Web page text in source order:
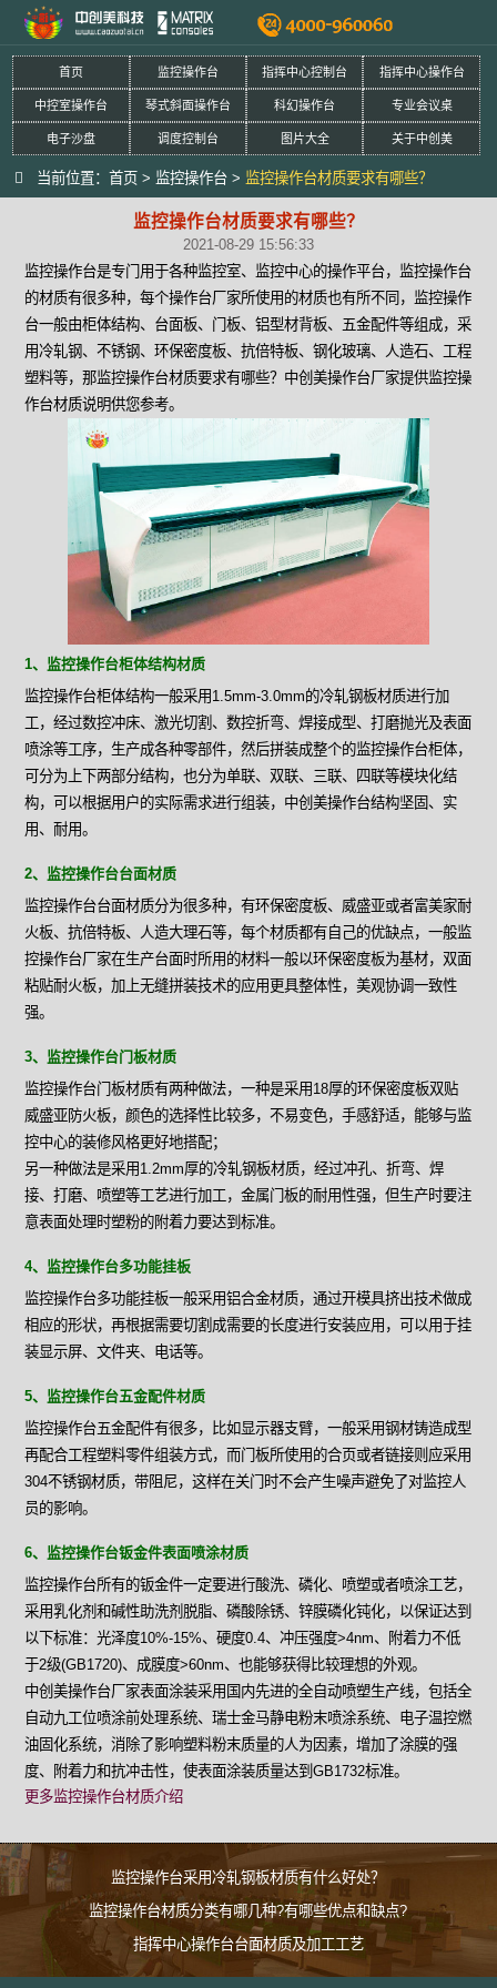
首页 监控操作台 指挥中心控制台 指挥中心操作台
中控室操作台 琴式斜面操作台 科幻操作台 专业会议桌
电子沙盘 调度控制台 图片大全 关于中创美
当前位置：首页 > 监控操作台 > 监控操作台材质要求有哪些？
监控操作台材质要求有哪些？
2021-08-29 15:56:33
监控操作台是专门用于各种监控室、监控中心的操作平台，监控操作台
的材质有很多种，每个操作台厂家所使用的材质也有所不同，监控操作
台一般由柜体结构、台面板、门板、铝型材背板、五金配件等组成，采
用冷轧钢、不锈钢、环保密度板、抗倍特板、钢化玻璃、人造石、工程
塑料等，那监控操作台材质要求有哪些？中创美操作台厂家提供监控操
作台材质说明供您参考。
1、监控操作台柜体结构材质
监控操作台柜体结构一般采用1.5mm-3.0mm的冷轧钢板材质进行加
工，经过数控冲床、激光切割、数控折弯、焊接成型、打磨抛光及表面
喷涂等工序，生产成各种零部件，然后拼装成整个的监控操作台柜体，
可分为上下两部分结构，也分为单联、双联、三联、四联等模块化结
构，可以根据用户的实际需求进行组装，中创美操作台结构坚固、实
用、耐用。
2、监控操作台台面材质
监控操作台台面材质分为很多种，有环保密度板、威盛亚或者富美家耐
火板、抗倍特板、人造大理石等，每个材质都有自己的优缺点，一般监
控操作台厂家在生产台面时所用的材料一般以环保密度板为基材，双面
粘贴耐火板，加上无缝拼装技术的应用更具整体性，美观协调一致性
强。
3、监控操作台门板材质
监控操作台门板材质有两种做法，一种是采用18厚的环保密度板双贴
威盛亚防火板，颜色的选择性比较多，不易变色，手感舒适，能够与监
控中心的装修风格更好地搭配；
另一种做法是采用1.2mm厚的冷轧钢板材质，经过冲孔、折弯、焊
接、打磨、喷塑等工艺进行加工，金属门板的耐用性强，但生产时要注
意表面处理时塑粉的附着力要达到标准。
4、监控操作台多功能挂板
监控操作台多功能挂板一般采用铝合金材质，通过开模具挤出技术做成
相应的形状，再根据需要切割成需要的长度进行安装应用，可以用于挂
装显示屏、文件夹、电话等。
5、监控操作台五金配件材质
监控操作台五金配件有很多，比如显示器支臂，一般采用钢材铸造成型
再配合工程塑料零件组装方式，而门板所使用的合页或者链接则应采用
304不锈钢材质，带阻尼，这样在关门时不会产生噪声避免了对监控人
员的影响。
6、监控操作台钣金件表面喷涂材质
监控操作台所有的钣金件一定要进行酸洗、磷化、喷塑或者喷涂工艺，
采用乳化剂和碱性助洗剂脱脂、磷酸除锈、锌膜磷化钝化，以保证达到
以下标准：光泽度10%-15%、硬度0.4、冲压强度>4nm、附着力不低
于2级(GB1720)、成膜度>60nm、也能够获得比较理想的外观。
中创美操作台厂家表面涂装采用国内先进的全自动喷塑生产线，包括全
自动九工位喷涂前处理系统、瑞士金马静电粉末喷涂系统、电子温控燃
油固化系统，消除了影响塑料粉末质量的人为因素，增加了涂膜的强
度、附着力和抗冲击性，使表面涂装质量达到GB1732标准。
更多监控操作台材质介绍
监控操作台采用冷轧钢板材质有什么好处？
监控操作台材质分类有哪几种?有哪些优点和缺点?
指挥中心操作台台面材质及加工工艺